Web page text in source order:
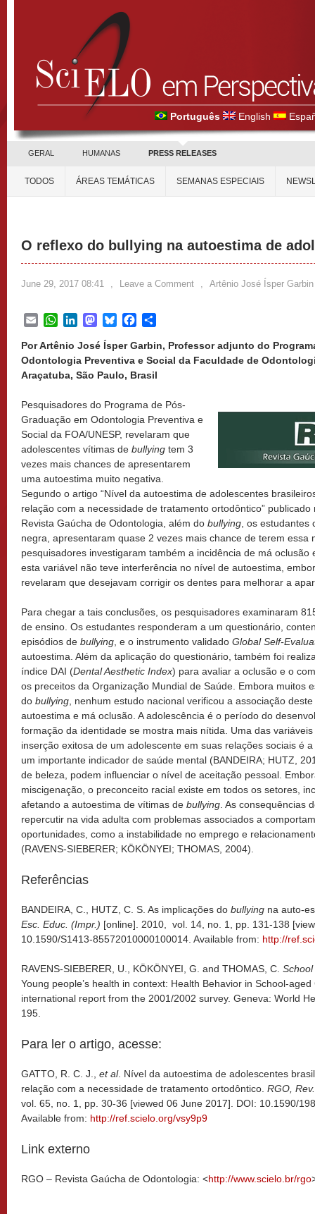
Português English
GERAL HUMANAS PRESS RELEASES
TODOS ÁREAS TEMÁTICAS SEMANAS ESPECIAIS
O reflexo do bullying na autoestima de
June 29, 2017 08:41 , Leave a Comment , Artênio José Ísper Garbin
EmailWhatsApp
LinkedInMastodon
BlueskyFacebook
Por Artênio José Ísper Garbin, Professor adjunto do
Odontologia Preventiva e Social da Faculdade de
Araçatuba, São Paulo, Brasil
Pesquisadores do Programa de Pós-
Graduação em Odontologia Preventiva e
Social da FOA/UNESP, revelaram que
adolescentes vítimas de bullying tem 3
vezes mais chances de apresentarem
uma autoestima muito negativa.
Segundo o artigo “Nível da autoestima de adolescentes
relação com a necessidade de tratamento ortodôntico”
Revista Gaúcha de Odontologia, além do bullying , os
negra, apresentaram quase 2 vezes mais chance de terem essa
pesquisadores investigaram também a incidência de má
esta variável não teve interferência no nível de autoestima,
revelaram que desejavam corrigir os dentes para melhorar a
Para chegar a tais conclusões, os pesquisadores examinaram
de ensino. Os estudantes responderam a um questionário,
episódios de bullying , e o instrumento validado Global Self-
autoestima. Além da aplicação do questionário, também foi
índice DAI (Dental Aesthetic Index) para avaliar a oclusão e o
os preceitos da Organização Mundial de Saúde. Embora muitos
do bullying , nenhum estudo nacional verificou a associação
autoestima e má oclusão. A adolescência é o período do
formação da identidade se mostra mais nítida. Uma das
inserção exitosa de um adolescente em suas relações sociais é
um importante indicador de saúde mental (BANDEIRA; HUTZ,
de beleza, podem influenciar o nível de aceitação pessoal.
miscigenação, o preconceito racial existe em todos os setores,
afetando a autoestima de vítimas de bullying . As consequências
repercutir na vida adulta com problemas associados a
oportunidades, como a instabilidade no emprego e
(RAVENS-SIEBERER; KÖKÖNYEI; THOMAS, 2004).
Referências
BANDEIRA, C., HUTZ, C. S. As implicações do bullying na auto-
Esc. Educ. (Impr.) [online]. 2010, vol. 14, no. 1, pp. 131-138
10.1590/S1413-85572010000100014. Available from: http://
RAVENS-SIEBERER, U., KÖKÖNYEI, G. and THOMAS, C.
Young people’s health in context: Health Behavior in School-
international report from the 2001/2002 survey. Geneva: World
195.
Para ler o artigo, acesse:
GATTO, R. C. J., et al. Nível da autoestima de adolescentes
relação com a necessidade de tratamento ortodôntico. RGO,
vol. 65, no. 1, pp. 30-36 [viewed 06 June 2017]. DOI: 10.1590/
Available from: http://ref.scielo.org/vsy9p9
Link externo
RGO – Revista Gaúcha de Odontologia: <http://www.scielo.br/rgo